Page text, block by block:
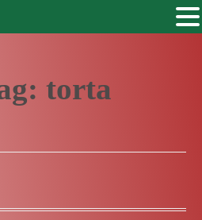
torta